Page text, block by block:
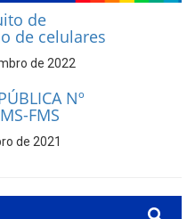
de
de celulares
de 2022
Nº
FMS
de 2021